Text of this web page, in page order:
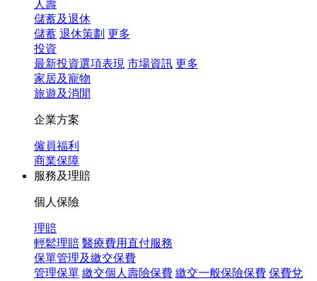
人壽
儲蓄及退休
儲蓄 退休策劃 更多
投資
最新投資選項表現 市場資訊 更多
家居及寵物
旅遊及消閒
企業方案
僱員福利
商業保障
服務及理賠
個人保險
理賠
輕鬆理賠 醫療費用直付服務
保單管理及繳交保費
管理保單 繳交個人壽險保費 繳交一般保險保費 保費兌